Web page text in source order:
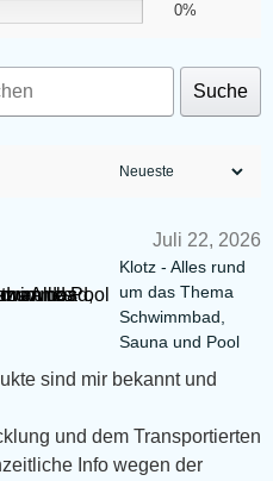
0%
Suche
Juli 22, 2026
Klotz - Alles rund
um das Thema
Schwimmbad,
Sauna und Pool
sind mir bekannt und
und dem Transportierten
Info wegen der